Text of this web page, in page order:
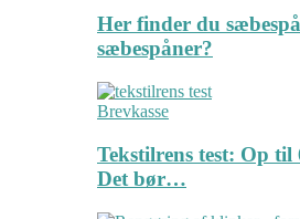
Her finder du
sæbespåner?
Brevkasse
Tekstilrens test: Op
Det bør…